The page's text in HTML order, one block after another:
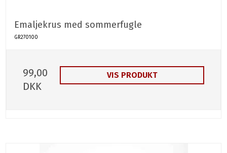
Emaljekrus med sommerfugle
GR270100
99,00
DKK
VIS PRODUKT